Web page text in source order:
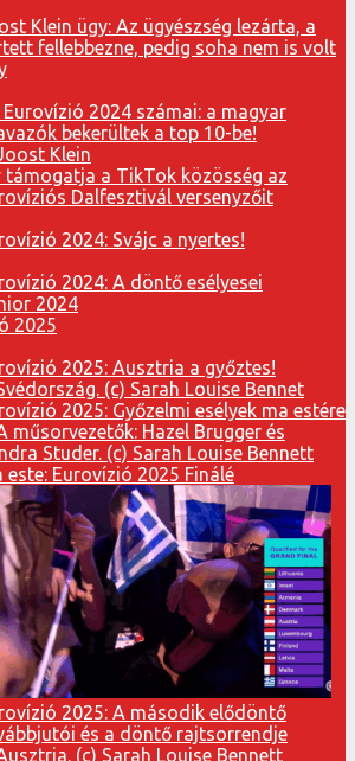
Klein ügy: Az ügyészség lezárta, a
fellebbezne, pedig soha nem is volt
Eurovízió 2024 számai: a magyar
bekerültek a top 10-be!
támogatja a TikTok közösség az
Dalfesztivál versenyzőit
2024: Svájc a nyertes!
2024: A döntő esélyesei
2024
2025
2025: Ausztria a győztes!
2025: Győzelmi esélyek ma estére
este: Eurovízió 2025 Finálé
2025: A második elődöntő
és a döntő rajtsorrendje